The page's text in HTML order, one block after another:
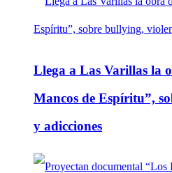
Llega a Las Varillas la
Mancos de Espíritu”,
y adicciones